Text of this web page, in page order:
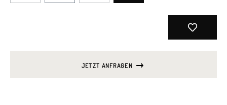
JETZT ANFRAGEN